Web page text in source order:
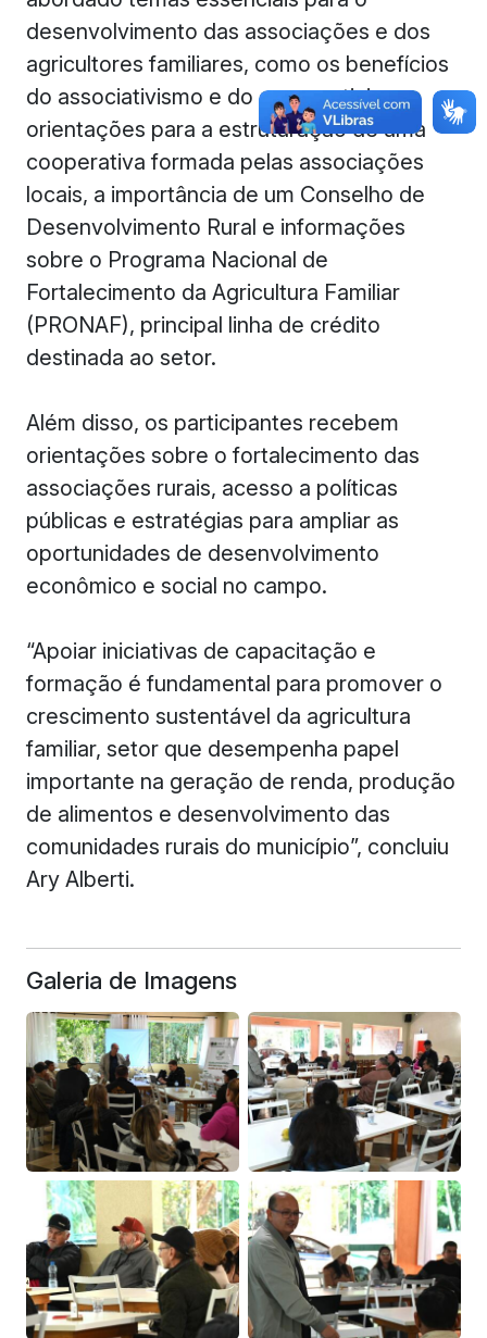
desenvolvimento das associações e dos
agricultores familiares, como os benefícios
do associativismo e do cooperativismo,
orientações para a estruturação de uma
cooperativa formada pelas associações
locais, a importância de um Conselho de
Desenvolvimento Rural e informações
sobre o Programa Nacional de
Fortalecimento da Agricultura Familiar
(PRONAF), principal linha de crédito
destinada ao setor.
Além disso, os participantes recebem
orientações sobre o fortalecimento das
associações rurais, acesso a políticas
públicas e estratégias para ampliar as
oportunidades de desenvolvimento
econômico e social no campo.
“Apoiar iniciativas de capacitação e
formação é fundamental para promover o
crescimento sustentável da agricultura
familiar, setor que desempenha papel
importante na geração de renda, produção
de alimentos e desenvolvimento das
comunidades rurais do município”, concluiu
Ary Alberti.
Galeria de Imagens